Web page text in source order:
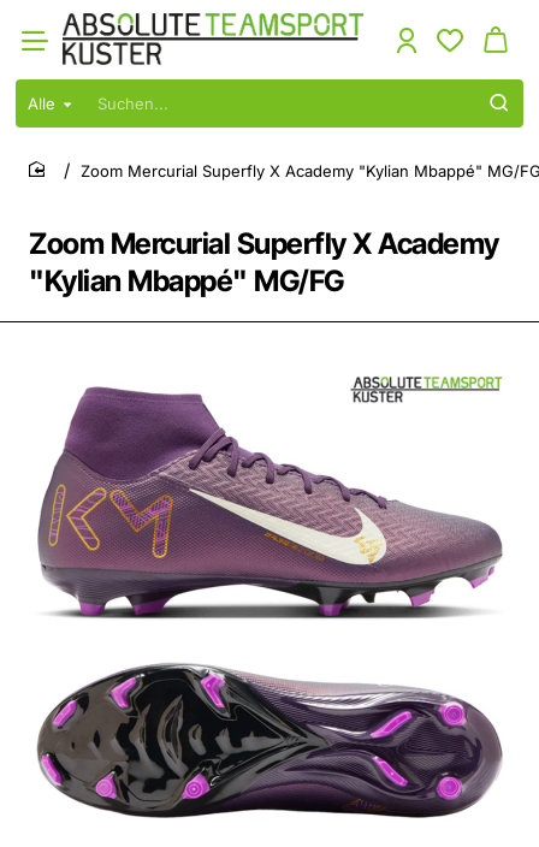
Alle
Suchen...
Zoom Mercurial Superfly X Academy
"Kylian Mbappé" MG/FG
home
Zoom Mercurial Superfly X Academy "Kylian Mbappé" MG/